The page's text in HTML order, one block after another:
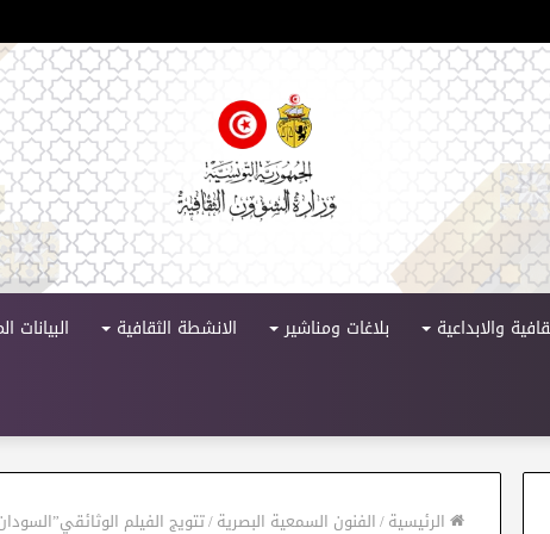
11
والابداعية بلاغات ومناشير الانشطة الثقافية البيانات
الرئيسية/الفنون السمعية البصرية/تتويج الفيلم